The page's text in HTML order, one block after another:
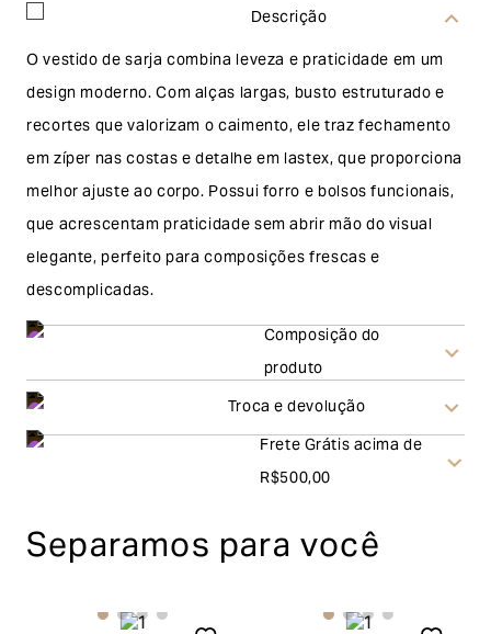
Descrição
O vestido de sarja combina leveza e praticidade em um
design moderno. Com alças largas, busto estruturado e
recortes que valorizam o caimento, ele traz fechamento
em zíper nas costas e detalhe em lastex, que proporciona
melhor ajuste ao corpo. Possui forro e bolsos funcionais,
que acrescentam praticidade sem abrir mão do visual
elegante, perfeito para composições frescas e
descomplicadas.
Composição do
produto
Troca e devolução
dias corridos, a contar do recebimento do produto. Ao
envio do produto e conferência interna por parte da
Frete Grátis acima de
R$500,00
Separamos para você